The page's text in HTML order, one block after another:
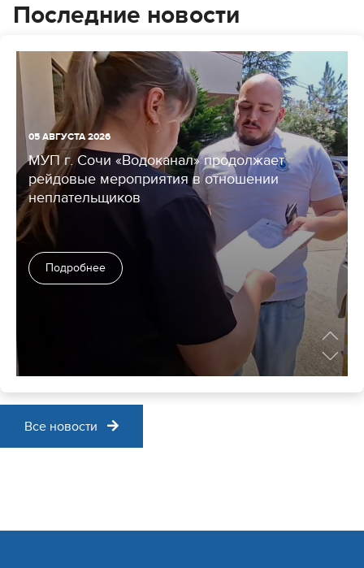
Последние новости
05 АВГУСТА 2026
МУП г. Сочи «Водоканал» продолжает
рейдовые мероприятия в отношении
неплательщиков
Подробнее
Хостинском районе
Все новости